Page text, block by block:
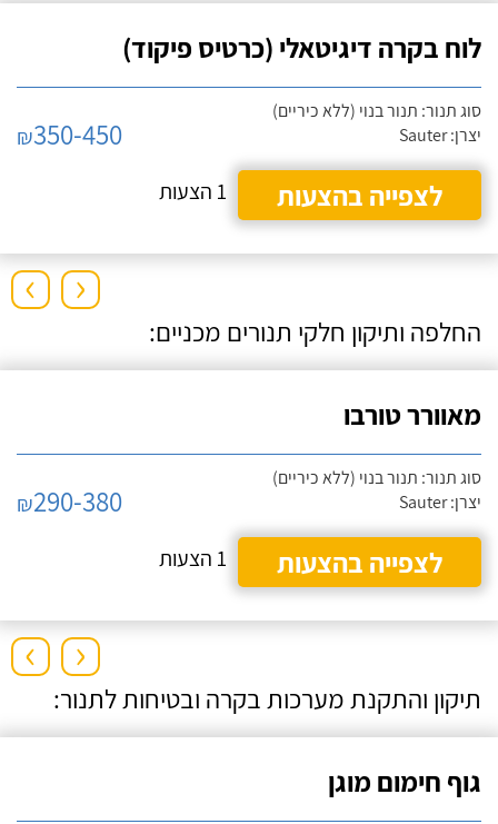
לוח בקרה דיגיטאלי (כרטיס פיקוד)
סוג תנור: תנור בנוי (ללא כיריים)
יצרן: Sauter
₪350-450
לצפייה בהצעות
1 הצעות
› ‹
החלפה ותיקון חלקי תנורים מכניים:
מאוורר טורבו
סוג תנור: תנור בנוי (ללא כיריים)
יצרן: Sauter
₪290-380
לצפייה בהצעות
1 הצעות
› ‹
תיקון והתקנת מערכות בקרה ובטיחות לתנור:
גוף חימום מוגן